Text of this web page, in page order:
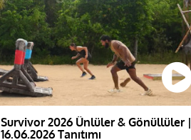
Survivor 2026 Ünlüler & Gönüllüler |
16.06.2026 Tanıtımı